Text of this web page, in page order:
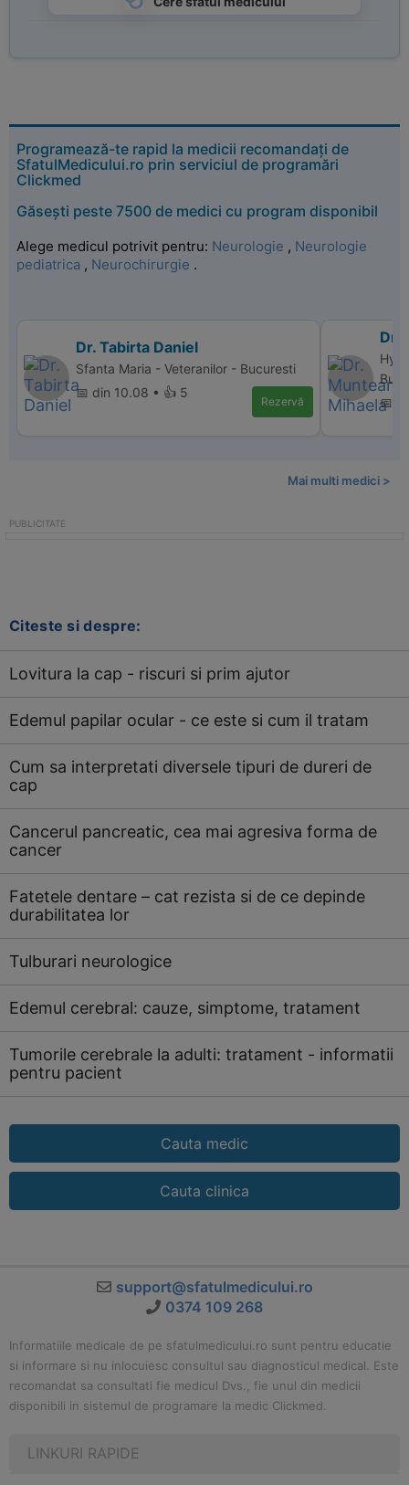
Programează-te rapid la medicii recomandați de
SfatulMedicului.ro prin serviciul de programări
Clickmed
Găsești peste 7500 de medici cu program disponibil
Alege medicul potrivit pentru: Neurologie , Neurologie
pediatrica , Neurochirurgie .
Dr. Tabirta Daniel
Sfanta Maria - Veteranilor - Bucuresti
📅 din 10.08 • 👍 5
Rezervă
Dr.
📅
Mai multi medici >
Citeste si despre:
Lovitura la cap - riscuri si prim ajutor
Edemul papilar ocular - ce este si cum il tratam
Cum sa interpretati diversele tipuri de dureri de
cap
Cancerul pancreatic, cea mai agresiva forma de
cancer
Fatetele dentare – cat rezista si de ce depinde
durabilitatea lor
Tulburari neurologice
Edemul cerebral: cauze, simptome, tratament
Tumorile cerebrale la adulti: tratament - informatii
pentru pacient
Cauta medic
Cauta clinica
support@sfatulmedicului.ro
0374 109 268
Informatiile medicale de pe sfatulmedicului.ro sunt pentru educatie
si informare si nu inlocuiesc consultul sau diagnosticul medical. Este
recomandat sa consultati fie medicul Dvs., fie unul din medicii
disponibili in sistemul de programare la medic Clickmed.
LINKURI RAPIDE